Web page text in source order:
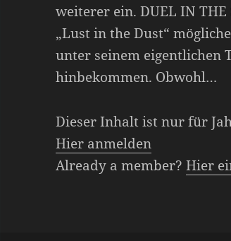
weiterer ein. DUEL IN
„Lust in the Dust“
unter seinem eigentlichen
hinbekommen. Obwohl…
Dieser Inhalt ist nur für
Hier anmelden
Already a member?Hier